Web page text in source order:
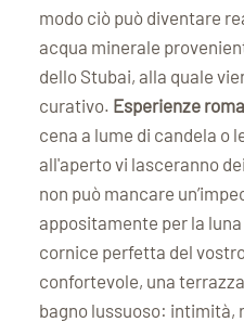
modo ciò può diventare
acqua minerale
dello Stubai, alla quale
curativo. Esperienze
cena a lume di candela o
all'aperto vi lasceranno
non può mancare
appositamente per la
cornice perfetta del
confortevole, una
bagno lussuoso: intimità,